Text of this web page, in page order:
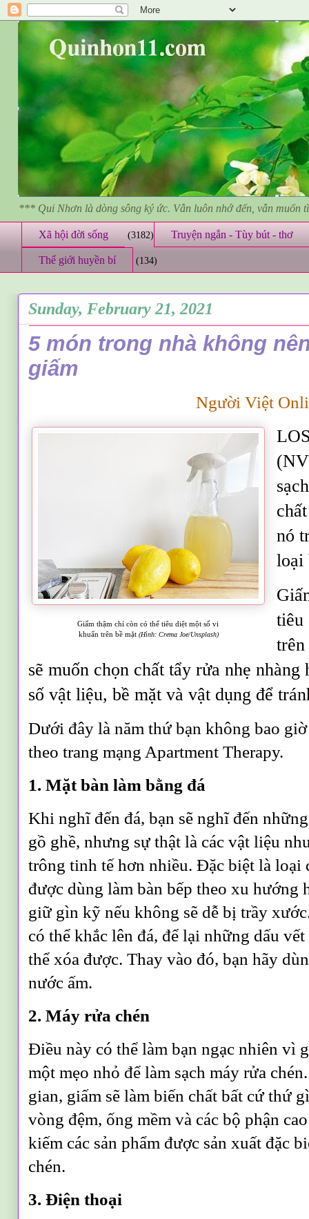
*** Qui Nhơn là dòng sông ký ức. Vẫn luôn nhớ đến, vẫn muốn
Xã hội đời sống (3182) Truyện ngắn - Tùy bút - thơ
Thế giới huyền bí (134)
Sunday, February 21, 2021
5 món trong nhà không
giấm
Người Việt
Giấm thậm chí còn có thể tiêu diệt một số vi
khuẩn trên bề mặt (Hình: Crema Joe/Unsplash)
nó
loại
tiêu
sẽ muốn chọn chất tẩy rửa nhẹ
số vật liệu, bề mặt và vật dụng để
Dưới đây là năm thứ bạn không bao
theo trang mạng Apartment Therapy.
1. Mặt bàn làm bằng đá
Khi nghĩ đến đá, bạn sẽ nghĩ đến
gồ ghề, nhưng sự thật là các vật liệu
trông tinh tế hơn nhiều. Đặc biệt là loại
được dùng làm bàn bếp theo xu hướng
giữ gìn kỹ nếu không sẽ dễ bị trầy
có thể khắc lên đá, để lại những dấu
thể xóa được. Thay vào đó, bạn hãy
nước ấm.
2. Máy rửa chén
Điều này có thể làm bạn ngạc nhiên vì
một mẹo nhỏ để làm sạch máy rửa
gian, giấm sẽ làm biến chất bất cứ thứ
vòng đệm, ống mềm và các bộ phận
kiếm các sản phẩm được sản xuất đặc
chén.
3. Điện thoại